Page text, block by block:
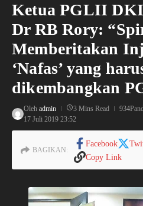
Ketua PGLII
Dr RB Rory:
Memberitakan
‘Nafas’ yang
dikembangkan
Oleh admin 3 Mins Read
17 Juli 2019 23:52
BAGIKAN:
Facebook
Copy Link